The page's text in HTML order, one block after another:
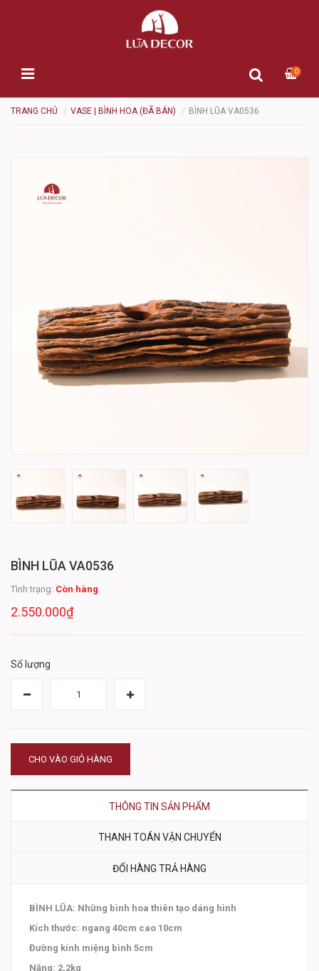
0
TRANG CHỦ VASE | BÌNH HOA (ĐÃ BÁN) BÌNH LŨA VA0536
BÌNH LŨA VA0536
Tình trạng: Còn hàng
2.550.000₫
Số lượng
CHO VÀO GIỎ HÀNG
THÔNG TIN SẢN PHẨM
THANH TOÁN VẬN CHUYỂN
ĐỔI HÀNG TRẢ HÀNG
BÌNH LŨA: Những bình hoa thiên tạo dáng hình
Kích thước: ngang 40cm cao 10cm
Đường kính miệng bình 5cm
Nặng: 2,2kg